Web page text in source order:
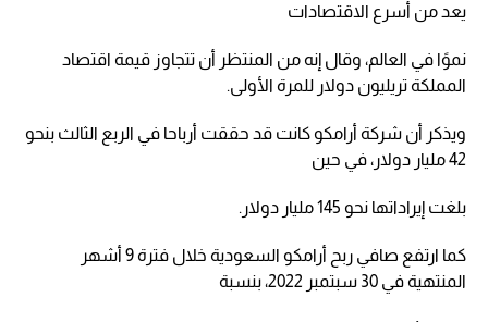
يعد من أسرع الاقتصادات
نموًا في العالم، وقال إنه من المنتظر أن تتجاوز قيمة اقتصاد
المملكة تريليون دولار للمرة الأولى.
ويذكر أن شركة أرامكو كانت قد حققت أرباحا في الربع الثالث بنحو
42 مليار دولار، في حين
بلغت إيراداتها نحو 145 مليار دولار.
كما ارتفع صافي ربح أرامكو السعودية خلال فترة 9 أشهر
المنتهية في 30 سبتمبر 2022، بنسبة